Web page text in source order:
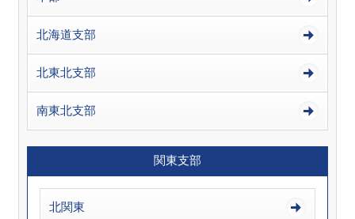
北海道支部
北東北支部
南東北支部
関東支部
北関東